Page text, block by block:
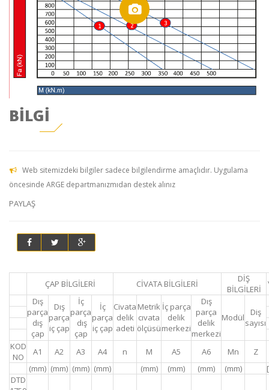
BİLGİ
Web sitemizdeki bilgiler sadece bilgilendirme amaçlıdır. Uygulama
öncesinde ARGE departmanızmıdan destek alınız
PAYLAŞ
ÇAP BİLGİLERİ CİVATA BİLGİLERİ
DİŞ
BİLGİLERİ
Dış
parça
dış
çap
Dış
parça
iç çap
İç
parça
dış
çap
İç
parça
iç çap
Civata
delik
adeti
Metrik
cıvata
ölçüsü
İç parça
delik
merkezi
Dış
parça
delik
merkezi
Modül
Diş
sayısı
KOD
NO
A1 A2 A3 A4 n M A5 A6 Mn
Z
(mm) (mm) (mm) (mm) (mm) (mm) (mm) (mm)
DTD